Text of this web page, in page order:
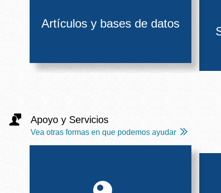
Artículos y bases de datos
Apoyo y Servicios
Vea otras formas en que podemos ayudar